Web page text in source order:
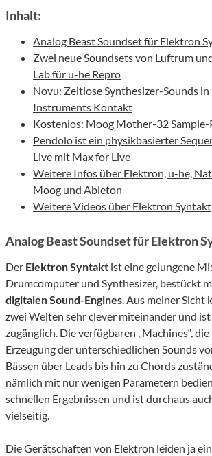
Inhalt:
Analog Beast Soundset für Elektron
Zwei neue Soundsets von Luftrum
Lab für u-he Repro
Novu: Zeitlose Synthesizer-Sounds
Instruments Kontakt
Kostenlos: Moog Mother-32 Sample-
Pendolo ist ein physikbasierter
Live mit Max for Live
Weitere Infos über Elektron, u-he,
Moog und Ableton
Weitere Videos über Elektron Syntakt
Analog Beast Soundset für Elektron
Der Elektron Syntakt ist eine gelungene
Drumcomputer und Synthesizer, bestückt
digitalen Sound-Engines. Aus meiner Sicht
zwei Welten sehr clever miteinander und
zugänglich. Die verfügbaren „Machines“,
Erzeugung der unterschiedlichen Sounds
Bässen über Leads bis hin zu Chords
nämlich mit nur wenigen Parametern
schnellen Ergebnissen und ist durchaus
vielseitig.
Die Gerätschaften von Elektron leiden ja